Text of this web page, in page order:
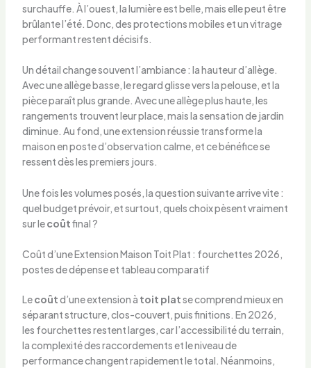
surchauffe. À l’ouest, la lumière est belle, mais elle peut être
brûlante l’été. Donc, des protections mobiles et un vitrage
performant restent décisifs.
Un détail change souvent l’ambiance : la hauteur d’allège.
Avec une allège basse, le regard glisse vers la pelouse, et la
pièce paraît plus grande. Avec une allège plus haute, les
rangements trouvent leur place, mais la sensation de jardin
diminue. Au fond, une extension réussie transforme la
maison en poste d’observation calme, et ce bénéfice se
ressent dès les premiers jours.
Une fois les volumes posés, la question suivante arrive vite :
quel budget prévoir, et surtout, quels choix pèsent vraiment
sur lecoûtfinal ?
Coût d’une Extension Maison Toit Plat : fourchettes 2026,
postes de dépense et tableau comparatif
Lecoûtd’une extension à toit platse comprend mieux en
séparant structure, clos-couvert, puis finitions. En 2026,
les fourchettes restent larges, car l’accessibilité du terrain,
la complexité des raccordements et le niveau de
performance changent rapidement le total. Néanmoins,